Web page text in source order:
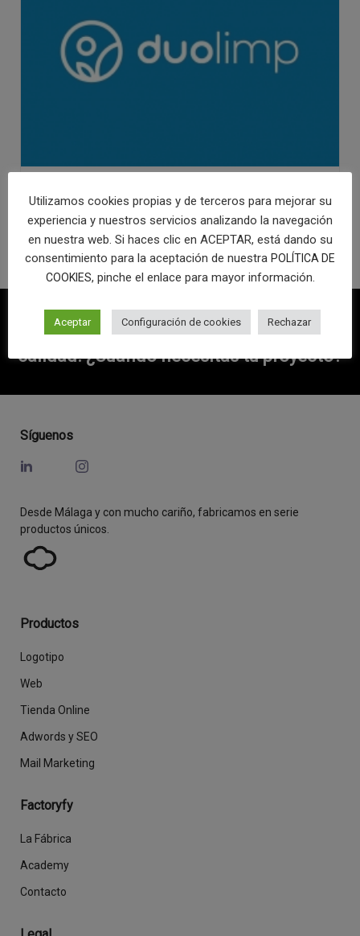
Diseño logo limpieza de
cristales
LIMPIEZA ,LOGOTIPO
Somos muy rápidos sin perder un píxel de
calidad.¿Cuándo necesitas tu proyecto?
Síguenos
Desde Málaga y con mucho cariño, fabricamos en serie
productos únicos.
Productos
Logotipo
Web
Tienda Online
Adwords y SEO
Mail Marketing
Factoryfy
La Fábrica
Academy
Contacto
Utilizamos cookies propias y de terceros para mejorar su
experiencia y nuestros servicios analizando la navegación
en nuestra web. Si haces clic en ACEPTAR, está dando su
consentimiento para la aceptación de nuestra POLÍTICA DE
COOKIES, pinche el enlace para mayor información.
Aceptar Configuración de cookies Rechazar